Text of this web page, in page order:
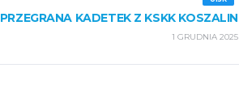
PRZEGRANA KADETEK Z KSKK KOSZALIN
1 GRUDNIA 2025